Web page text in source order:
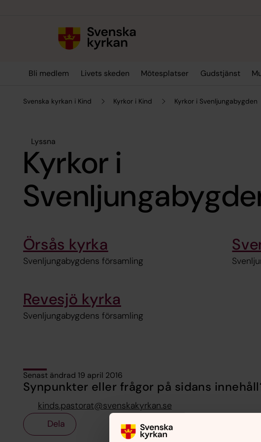
Bli medlem Livets skeden Mötesplatser Gudstjänst
Svenska kyrkan i Kind Kyrkor i Kind Kyrkor i Svenljungabygden
Lyssna
Kyrkor i
Örsås kyrka
Svenljungabygdens församling
Revesjö kyrka
Svenljungabygdens församling
Senast ändrad 19 april 2016
Synpunkter eller frågor på sidans
kinds.pastorat@svenskakyrkan.se
Dela